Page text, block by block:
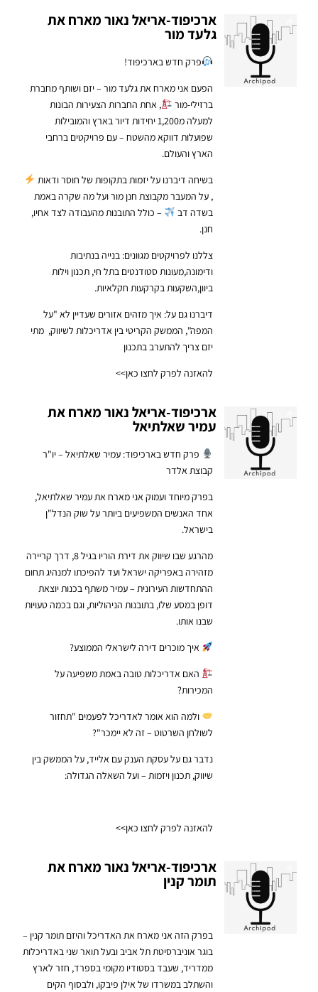
ארכיפוד-אריאל נאור מארח את
גלעד מור
פרק חדש בארכיפוד!
הפעם אני מארח את גלעד מור – יזם ושותף מחברת
ברזילי-מור
, אחת החברות הצעירות הבונות
למעלה מ1,200 יחידות דיור בארץ והמובילות
שפועלות דווקא מהשטח – עם פרויקטים ברחבי
הארץ והעולם.
בשיחה דיברנו על יזמות בתקופות של חוסר ודאות
, על המעבר מקבוצת חנן מור ועל מה שקרה באמת
בשדה דב
– כולל התובנות מהעבודה לצד אחיו,
חנן.
צללנו לפרויקטים מגוונים:בנייה בנתיבות
ודימונה,מעונות סטודנטים בתל חי,תכנון וילות
ביוון,השקעות בקרקעות חקלאיות.
דיברנו גם על: איך מזהים אזורים שעדיין לא "על
המפה", הממשק הקריטי בין אדריכלות לשיווק, מתי
יזם צריך להתערב בתכנון
להאזנה לפרק לחצו כאן>>
ארכיפוד-אריאל נאור מארח את
עמיר שאלתיאל
פרק חדש בארכיפוד: עמיר שאלתיאל – יו"ר
קבוצת אלדר
בפרק מיוחד ועמוק אני מארח את עמיר שאלתיאל,
אחד האנשים המשפיעים ביותר על שוק הנדל"ן
בישראל.
מהרגע שבו שיווק את דירת הוריו בגיל 8, דרך קריירה
מזהירה באפריקה ישראל ועד להפיכתו למנהיג תחום
ההתחדשות העירונית – עמיר משתף בכנות יוצאת
דופן במסע שלו, בתובנות הניהוליות, וגם בכמה טעויות
שבנו אותו.
איך מוכרים דירה לישראלי הממוצע?
האם אדריכלות טובה באמת משפיעה על
המכירות?
ולמה הוא אומר לאדריכל לפעמים "תחזור
לשולחן השרטוט – זה לא יימכר"?
נדבר גם על עסקת הענק עם אלייד, על הממשק בין
שיווק, תכנון ויזמות – ועל השאלה הגדולה:
להאזנה לפרק לחצו כאן>>
ארכיפוד-אריאל נאור מארח את
תומר קנין
בפרק הזה אני מארח את האדריכל והיזם תומר קנין –
בוגר אוניברסיטת תל אביב ובעל תואר שני באדריכלות
ממדריד, שעבד בסטודיו מקומי בספרד, חזר לארץ
והשתלב במשרדו של אילן פיבקו, ולבסוף הקים